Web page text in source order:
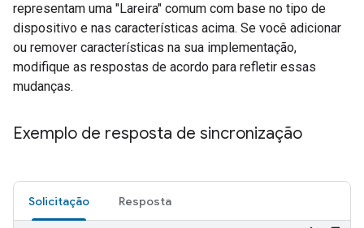
representam uma "Lareira" comum com base no tipo de
dispositivo e nas características acima. Se você adicionar
ou remover características na sua implementação,
modifique as respostas de acordo para refletir essas
mudanças.
Exemplo de resposta de sincronização
Solicitação Resposta